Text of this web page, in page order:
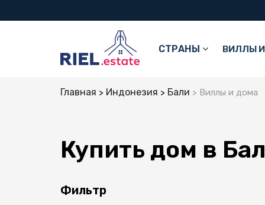
СТРАНЫ ВИЛЛЫ
Главная Индонезия Бали Виллы и дома
Купить дом в
Фильтр